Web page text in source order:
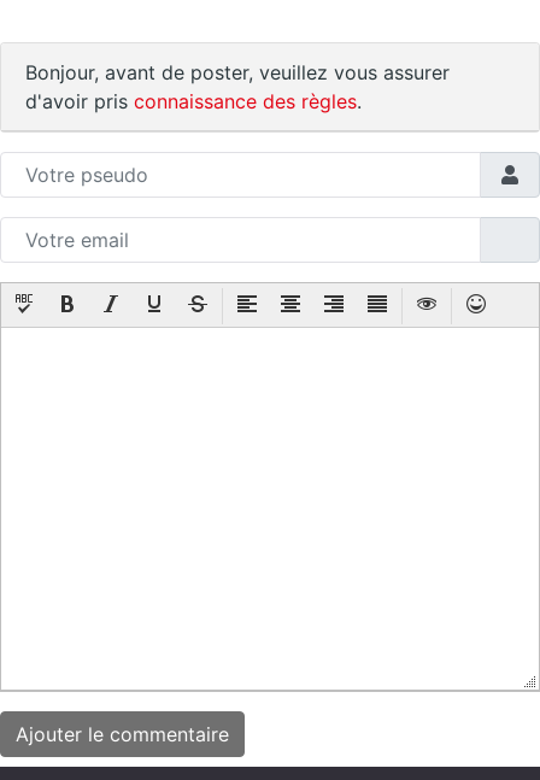
Bonjour, avant de poster, veuillez vous assurer
d'avoir pris connaissance des règles.